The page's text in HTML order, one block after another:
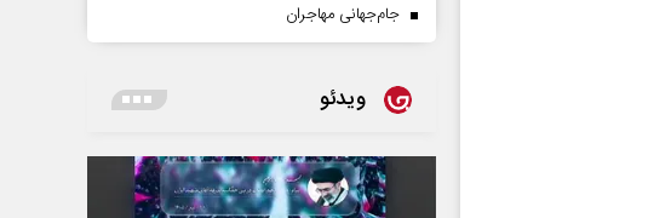
جام‌جهانی مهاجران
ویدئو